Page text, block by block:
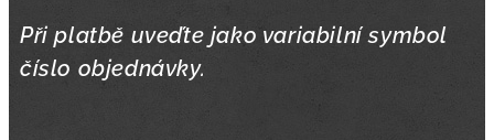
Při platbě uveďte jako variabilní symbol
číslo objednávky.